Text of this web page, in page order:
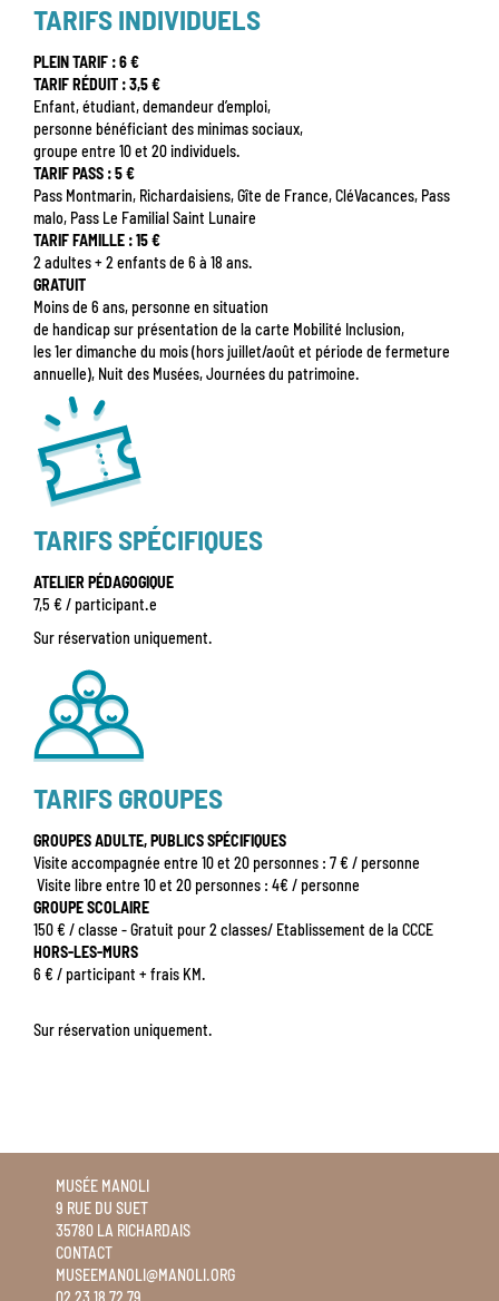
TARIFS INDIVIDUELS
PLEIN TARIF : 6 €
TARIF RÉDUIT : 3,5 €
Enfant, étudiant, demandeur d’emploi,
personne bénéficiant des minimas sociaux,
groupe entre 10 et 20 individuels.
TARIF PASS : 5 €
Pass Montmarin, Richardaisiens, Gîte de France, CléVacances, Pass
malo, Pass Le Familial Saint Lunaire
TARIF FAMILLE : 15 €
2 adultes + 2 enfants de 6 à 18 ans.
GRATUIT
Moins de 6 ans, personne en situation
de handicap sur présentation de la carte Mobilité Inclusion,
les 1er dimanche du mois (hors juillet/août et période de fermeture
annuelle), Nuit des Musées, Journées du patrimoine.
TARIFS SPÉCIFIQUES
ATELIER PÉDAGOGIQUE
7,5 € / participant.e
Sur réservation uniquement.
TARIFS GROUPES
GROUPES ADULTE, PUBLICS SPÉCIFIQUES
Visite accompagnée entre 10 et 20 personnes : 7 € / personne
Visite libre entre 10 et 20 personnes : 4€ / personne
GROUPE SCOLAIRE
150 € / classe - Gratuit pour 2 classes/ Etablissement de la CCCE
HORS-LES-MURS
6 € / participant + frais KM.
Sur réservation uniquement.
MUSÉE MANOLI
9 RUE DU SUET
35780 LA RICHARDAIS
CONTACT
MUSEEMANOLI@MANOLI.ORG
02 23 18 72 79